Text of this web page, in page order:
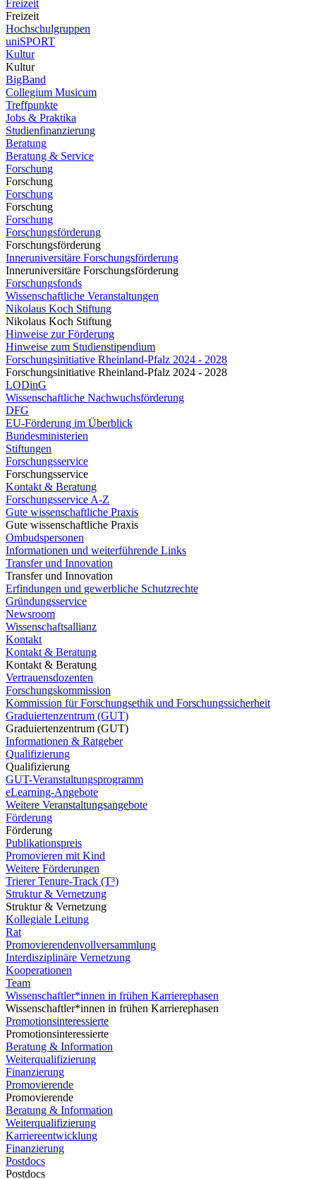
Freizeit
Freizeit
Hochschulgruppen
uniSPORT
Kultur
Kultur
BigBand
Collegium Musicum
Treffpunkte
Jobs & Praktika
Studienfinanzierung
Beratung
Beratung & Service
Forschung
Forschung
Forschung
Forschung
Forschung
Forschungsförderung
Forschungsförderung
Inneruniversitäre Forschungsförderung
Inneruniversitäre Forschungsförderung
Forschungsfonds
Wissenschaftliche Veranstaltungen
Nikolaus Koch Stiftung
Nikolaus Koch Stiftung
Hinweise zur Förderung
Hinweise zum Studienstipendium
Forschungsinitiative Rheinland-Pfalz 2024 - 2028
Forschungsinitiative Rheinland-Pfalz 2024 - 2028
LODinG
Wissenschaftliche Nachwuchsförderung
DFG
EU-Förderung im Überblick
Bundesministerien
Stiftungen
Forschungsservice
Forschungsservice
Kontakt & Beratung
Forschungsservice A-Z
Gute wissenschaftliche Praxis
Gute wissenschaftliche Praxis
Ombudspersonen
Informationen und weiterführende Links
Transfer und Innovation
Transfer und Innovation
Erfindungen und gewerbliche Schutzrechte
Gründungsservice
Newsroom
Wissenschaftsallianz
Kontakt
Kontakt & Beratung
Kontakt & Beratung
Vertrauensdozenten
Forschungskommission
Kommission für Forschungsethik und Forschungssicherheit
Graduiertenzentrum (GUT)
Graduiertenzentrum (GUT)
Informationen & Ratgeber
Qualifizierung
Qualifizierung
GUT-Veranstaltungsprogramm
eLearning-Angebote
Weitere Veranstaltungsangebote
Förderung
Förderung
Publikationspreis
Promovieren mit Kind
Weitere Förderungen
Trierer Tenure-Track (T³)
Struktur & Vernetzung
Struktur & Vernetzung
Kollegiale Leitung
Rat
Promovierendenvollversammlung
Interdisziplinäre Vernetzung
Kooperationen
Team
Wissenschaftler*innen in frühen Karrierephasen
Wissenschaftler*innen in frühen Karrierephasen
Promotionsinteressierte
Promotionsinteressierte
Beratung & Information
Weiterqualifizierung
Finanzierung
Promovierende
Promovierende
Beratung & Information
Weiterqualifizierung
Karriereentwicklung
Finanzierung
Postdocs
Postdocs